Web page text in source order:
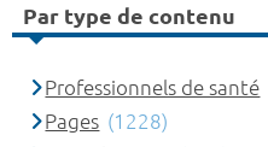
Par type de contenu
Professionnels de santé
Pages (1228)